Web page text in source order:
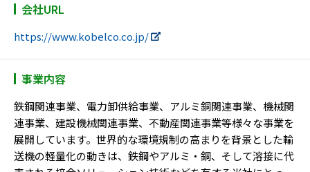
会社URL
https://www.kobelco.co.jp/
事業内容
鉄鋼関連事業、電力卸供給事業、アルミ銅関連事業、機械関
連事業、建設機械関連事業、不動産関連事業等様々な事業を
展開しています。世界的な環境規制の高まりを背景とした輸
送機の軽量化の動きは、鉄鋼やアルミ・銅、そして溶接に代